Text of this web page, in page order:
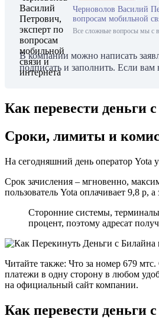
Черноволов Василий
вопросам мобильной
Все сложные вопросы мы с
В компании можно написать
подписать и заполнить. Если
Как перевести
Сроки, лимиты и
На сегодняшний день оператор Yota
Срок зачисления – мгновенно,
пользователь Yota оплачивает 9,8 р,
Сторонние системы,
процент, поэтому адресат
Читайте также: Что за номер 679
платежи в одну сторону в любом
на официальный сайт компании.
Как перевести деньги